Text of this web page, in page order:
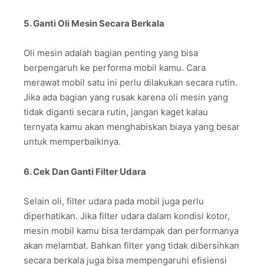
5. Ganti Oli Mesin Secara Berkala
Oli mesin adalah bagian penting yang bisa
berpengaruh ke performa mobil kamu. Cara
merawat mobil satu ini perlu dilakukan secara rutin.
Jika ada bagian yang rusak karena oli mesin yang
tidak diganti secara rutin, jangan kaget kalau
ternyata kamu akan menghabiskan biaya yang besar
untuk memperbaikinya.
6. Cek Dan Ganti Filter Udara
Selain oli, filter udara pada mobil juga perlu
diperhatikan. Jika filter udara dalam kondisi kotor,
mesin mobil kamu bisa terdampak dan performanya
akan melambat. Bahkan filter yang tidak dibersihkan
secara berkala juga bisa mempengaruhi efisiensi